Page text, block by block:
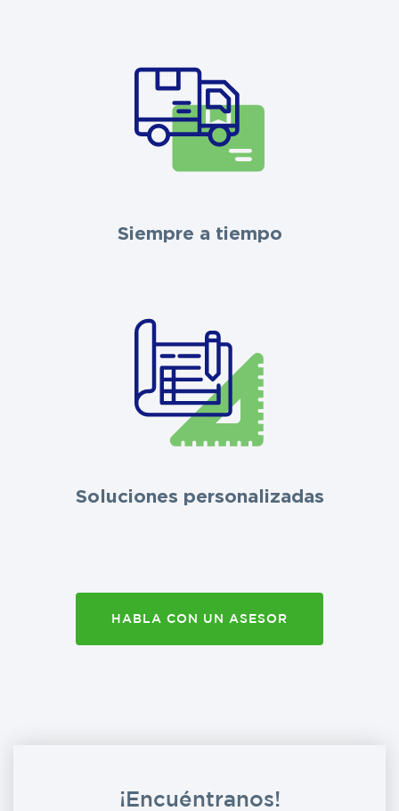
Siempre a tiempo
Soluciones personalizadas
HABLA CON UN ASESOR
¡Encuéntranos!